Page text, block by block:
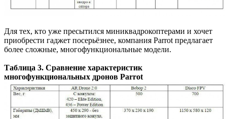
Для тех, кто уже пресытился миниквадрокоптерами и хочет
приобрести гаджет посерьёзнее, компания Parrot предлагает
более сложные, многофункциональные модели.
Таблица 3. Сравнение характеристик
многофункциональных дронов Parrot